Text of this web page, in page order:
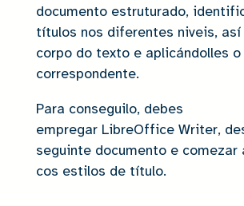
documento estruturado,
títulos nos diferentes niveis, así
corpo do texto e aplicándolles
correspondente.
Para conseguilo, debes
empregar LibreOffice Writer,
seguinte documento e comezar
cos estilos de título.